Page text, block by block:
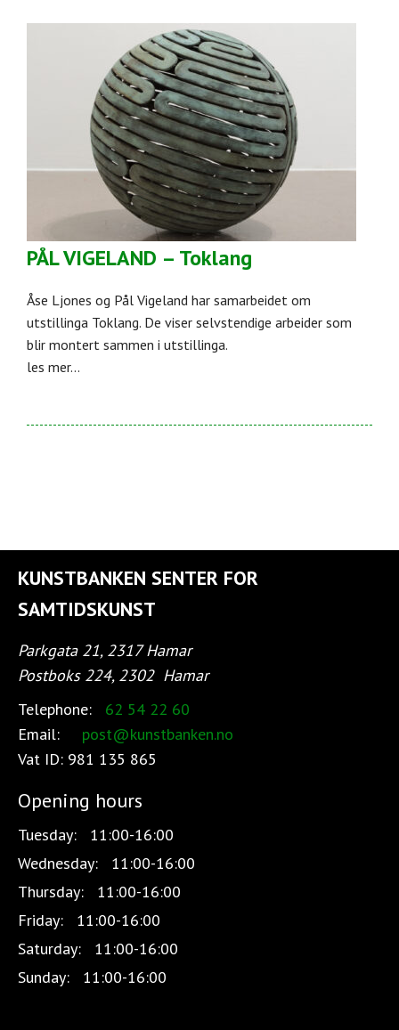
PÅL VIGELAND – Toklang
Åse Ljones og Pål Vigeland har samarbeidet om
utstillinga Toklang. De viser selvstendige arbeider som
blir montert sammen i utstillinga.
les mer...
KUNSTBANKEN SENTER FOR
SAMTIDSKUNST
Parkgata 21, 2317 Hamar
Postboks 224, 2302 Hamar
Telephone:
62 54 22 60
Email:
post@kunstbanken.no
Vat ID: 981 135 865
Opening hours
Tuesday:
11:00-16:00
Wednesday:
11:00-16:00
Thursday:
11:00-16:00
Friday:
11:00-16:00
Saturday:
11:00-16:00
Sunday:
11:00-16:00